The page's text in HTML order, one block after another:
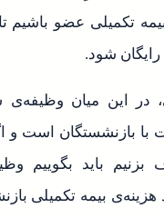
تکمیلی عضو باشیم
رایگان شود.
در این میان وظیفه‌ی
با بازنشستگان است و
بزنیم باید بگوییم
بیمه تکمیلی